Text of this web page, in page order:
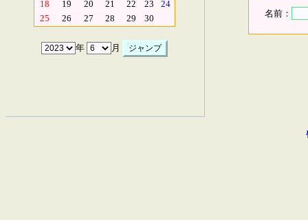
18
19 20 21 22 23
24
25
26 27 28 29 30
年 月
名前：